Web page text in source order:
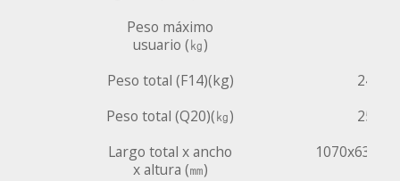
Peso máximo
usuario (㎏)
Peso total (F14)(kg)
24.4
Peso total (Q20)(㎏)
25.4
Largo total x ancho
x altura (㎜)